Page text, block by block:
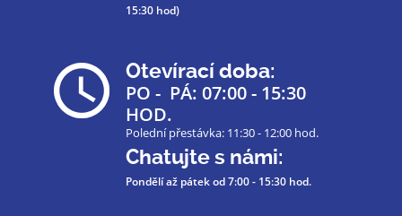
15:30 hod)
Otevírací doba:
PO - PÁ: 07:00 - 15:30
HOD.
Polední přestávka: 11:30 - 12:00 hod.
Chatujte s námi:
Pondělí až pátekod 7:00 - 15:30 hod.